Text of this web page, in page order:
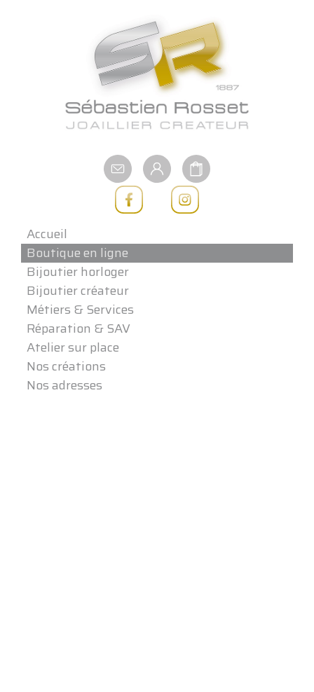
Accueil
Boutique en ligne
Bijoutier horloger
Bijoutier créateur
Métiers & Services
Réparation & SAV
Atelier sur place
Nos créations
Nos adresses